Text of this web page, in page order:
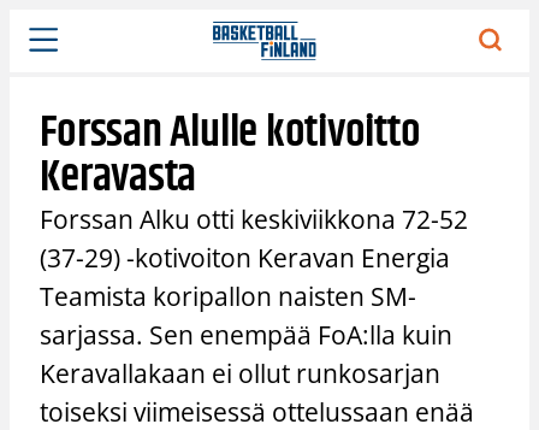
Siirry
sisältöön
Forssan Alulle kotivoitto
Keravasta
Forssan Alku otti keskiviikkona 72-52
(37-29) -kotivoiton Keravan Energia
Teamista koripallon naisten SM-
sarjassa. Sen enempää FoA:lla kuin
Keravallakaan ei ollut runkosarjan
toiseksi viimeisessä ottelussaan enää